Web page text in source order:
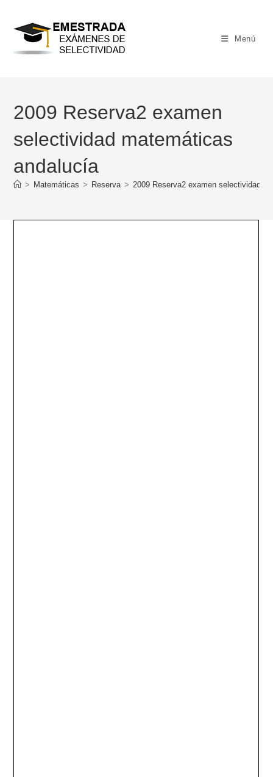
contenido
Menú
2009 Reserva2 examen
selectividad matemáticas
andalucía
> Matemáticas > Reserva > 2009 Reserva2 examen selectividad